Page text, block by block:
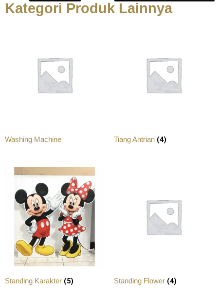
Kategori Produk Lainnya
Washing Machine Tiang Antrian (4)
Standing Karakter (5) Standing Flower (4)